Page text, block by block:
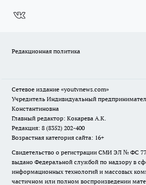
Редакционная политика
Сетевое издание «youtvnews.com»
Учредитель Индивидуальный
Константиновна
Главный редактор: Кокарева А.К.
Редакция: 8 (8352) 202-400
Возрастная категория сайта: 16+
Свидетельство о регистрации СМИ ЭЛ № ФС 77
выдано Федеральной службой по надзору в
информационных технологий и массовых
частичном или полном воспроизведении